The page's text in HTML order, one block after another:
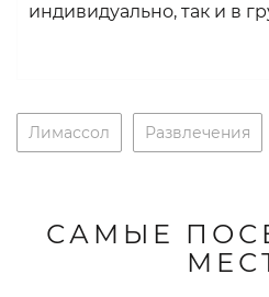
индивидуально, так и в
Лимассол Развлечения
САМЫЕ